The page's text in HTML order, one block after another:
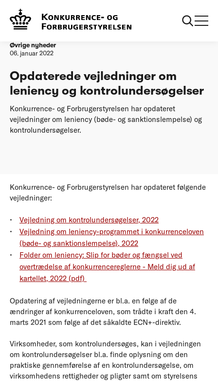
Forside
kontrolundersøgelser
Øvrige nyheder
06. januar 2022
Opdaterede vejledninger om
leniency og kontrolundersøgelser
Konkurrence- og Forbrugerstyrelsen har opdateret
vejledninger om leniency (bøde- og sanktionslempelse) og
kontrolundersøgelser.
Konkurrence- og Forbrugerstyrelsen har opdateret følgende
vejledninger:
Vejledning om kontrolundersøgelser, 2022
Vejledning om leniency-programmet i konkurrenceloven
(bøde- og sanktionslempelse), 2022
Folder om leniency: Slip for bøder og fængsel ved
overtrædelse af konkurrencereglerne - Meld dig ud af
kartellet, 2022 (pdf)
Opdatering af vejledningerne er bl.a. en følge af de
ændringer af konkurrenceloven, som trådte i kraft den 4.
marts 2021 som følge af det såkaldte ECN+-direktiv.
Virksomheder, som kontrolundersøges, kan i vejledningen
om kontrolundersøgelser bl.a. finde oplysning om den
praktiske gennemførelse af en kontrolundersøgelse, om
virksomhedens rettigheder og pligter samt om styrelsens